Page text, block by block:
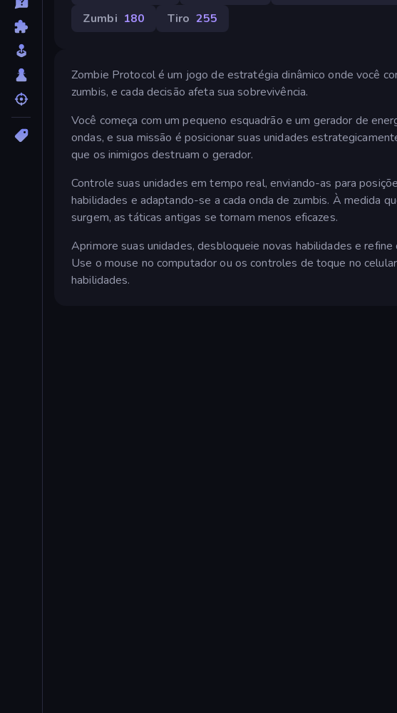
Zumbi 180 Tiro 255
Zombie Protocol é um jogo de estratégia dinâmico onde você
zumbis, e cada decisão afeta sua sobrevivência.
Você começa com um pequeno esquadrão e um gerador de
ondas, e sua missão é posicionar suas unidades
que os inimigos destruam o gerador.
Controle suas unidades em tempo real, enviando-as para
habilidades e adaptando-se a cada onda de zumbis. À medida
surgem, as táticas antigas se tornam menos eficazes.
Aprimore suas unidades, desbloqueie novas habilidades e
Use o mouse no computador ou os controles de toque no
habilidades.